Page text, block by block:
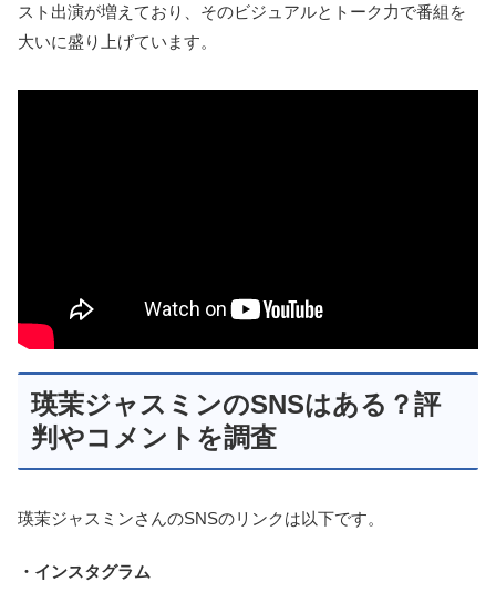
スト出演が増えており、そのビジュアルとトーク力で番組を
大いに盛り上げています。
瑛茉ジャスミンのSNSはある？評
判やコメントを調査
瑛茉ジャスミンさんのSNSのリンクは以下です。
・インスタグラム